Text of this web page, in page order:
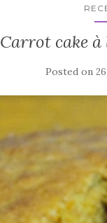
Carrot cake à
Posted on